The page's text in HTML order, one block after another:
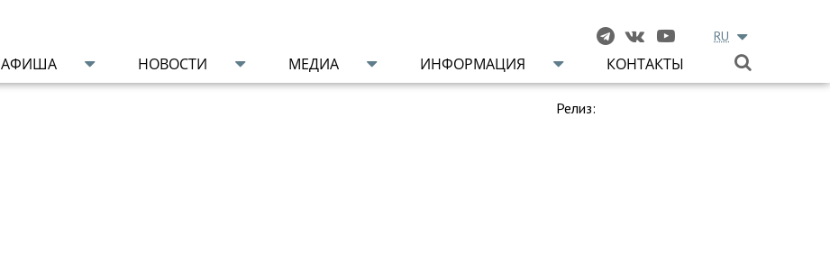
RU
АФИША НОВОСТИ МЕДИА ИНФОРМАЦИЯ КОНТАКТЫ
Релиз: